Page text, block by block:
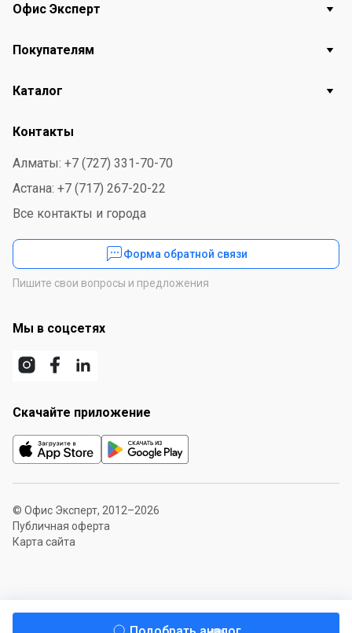
Офис Эксперт
Покупателям
Каталог
Контакты
Алматы: +7 (727) 331-70-70
Астана: +7 (717) 267-20-22
Все контакты и города
Форма обратной связи
Пишите свои вопросы и предложения
Мы в соцсетях
Скачайте приложение
© Офис Эксперт, 2012–2026
Публичная оферта
Карта сайта